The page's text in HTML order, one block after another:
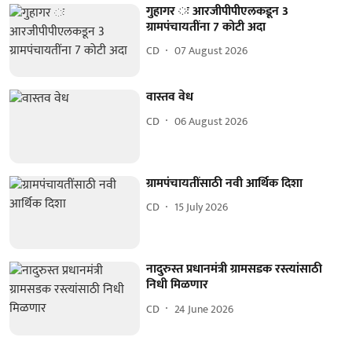
गुहागर ः आरजीपीपीएलकडून 3
ग्रामपंचायतींना 7 कोटी अदा
CD 07 August 2026
वास्तव वेध
CD 06 August 2026
ग्रामपंचायतींसाठी नवी आर्थिक दिशा
CD 15 July 2026
नादुरुस्त प्रधानमंत्री ग्रामसडक रस्त्यांसाठी
निधी मिळणार
CD 24 June 2026